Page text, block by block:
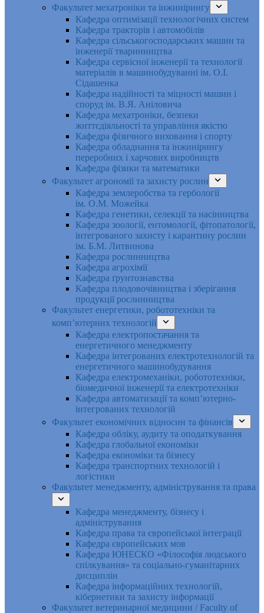
Факультет мехатроніки та інжинірингу
Кафедра оптимізації технологічних систем
Кафедра тракторів і автомобілів
Кафедра сільськогосподарських машин та
інженерії тваринництва
Кафедра cервісної інженерії та технології
матеріалів в машинобудуванні ім. О.І.
Сідашенка
Кафедра надійності та міцності машин і
споруд ім. В.Я. Аніловича
Кафедра мехатроніки, безпеки
життєдіяльності та управління якістю
Кафедра фізичного виховання і спорту
Кафедра обладнання та інжинірингу
переробних і харчових виробництв
Кафедра фізики та математики
Факультет агрономії та захисту рослин
Кафедра землеробства та гербології
ім. О.М. Можейка
Кафедра генетики, селекції та насінництва
Кафедра зоології, ентомології, фітопатології,
інтегрованого захисту і карантину рослин
ім. Б.М. Литвинова
Кафедра рослинництва
Кафедра агрохімії
Кафедра ґрунтознавства
Кафедра плодовочівництва і зберігання
продукції рослинництва
Факультет енергетики, робототехніки та
комп’ютерних технологій
Кафедра електропостачання та
енергетичного менеджменту
Кафедра інтегрованих електротехнологій та
енергетичного машинобудування
Кафедра електромеханіки, робототехніки,
біомедичної інженерії та електротехніки
Кафедра автоматизації та комп’ютерно-
інтегрованих технологій
Факультет економічних відносин та фінансів
Кафедра обліку, аудиту та оподаткування
Кафедра глобальної економіки
Кафедра економіки та бізнесу
Кафедра транспортних технологій і
логістики
Факультет менеджменту, адміністрування та права
Кафедра менеджменту, бізнесу і
адміністрування
Кафедра права та європейської інтеграції
Кафедра європейських мов
Кафедра ЮНЕСКО «Філософія людського
спілкування» та соціально-гуманітарних
дисциплін
Кафедра інформаційних технологій,
кібернетики та захисту інформації
Факультет ветеринарної медицини / Faculty of